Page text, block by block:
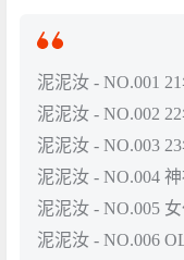
泥泥汝 - NO.001
泥泥汝 - NO.002
泥泥汝 - NO.003
泥泥汝 - NO.004
泥泥汝 - NO.005
泥泥汝 - NO.006